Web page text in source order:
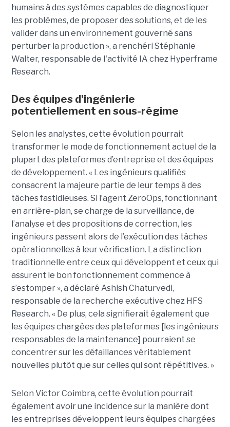
humains à des systèmes capables de diagnostiquer
les problèmes, de proposer des solutions, et de les
valider dans un environnement gouverné sans
perturber la production », a renchéri Stéphanie
Walter, responsable de l'activité IA chez Hyperframe
Research.
Des équipes d'ingénierie
potentiellement en sous-régime
Selon les analystes, cette évolution pourrait
transformer le mode de fonctionnement actuel de la
plupart des plateformes d’entreprise et des équipes
de développement. « Les ingénieurs qualifiés
consacrent la majeure partie de leur temps à des
tâches fastidieuses. Si l’agent ZeroOps, fonctionnant
en arrière-plan, se charge de la surveillance, de
l’analyse et des propositions de correction, les
ingénieurs passent alors de l’exécution des tâches
opérationnelles à leur vérification. La distinction
traditionnelle entre ceux qui développent et ceux qui
assurent le bon fonctionnement commence à
s’estomper », a déclaré Ashish Chaturvedi,
responsable de la recherche exécutive chez HFS
Research. « De plus, cela signifierait également que
les équipes chargées des plateformes [les ingénieurs
responsables de la maintenance] pourraient se
concentrer sur les défaillances véritablement
nouvelles plutôt que sur celles qui sont répétitives. »
Selon Victor Coimbra, cette évolution pourrait
également avoir une incidence sur la manière dont
les entreprises développent leurs équipes chargées